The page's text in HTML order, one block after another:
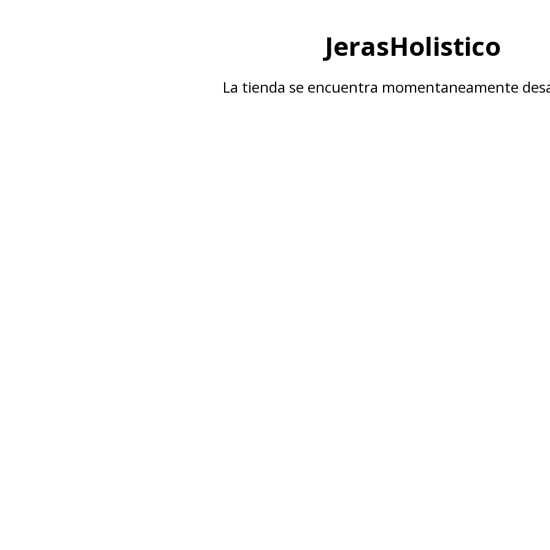
JerasHolistico
La tienda se encuentra momentaneamente